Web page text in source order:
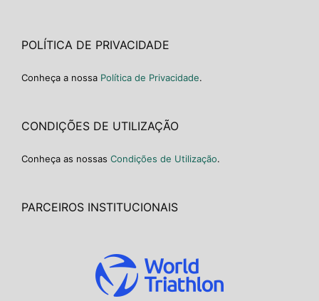
POLÍTICA DE PRIVACIDADE
Conheça a nossa Política de Privacidade.
CONDIÇÕES DE UTILIZAÇÃO
Conheça as nossas Condições de Utilização.
PARCEIROS INSTITUCIONAIS